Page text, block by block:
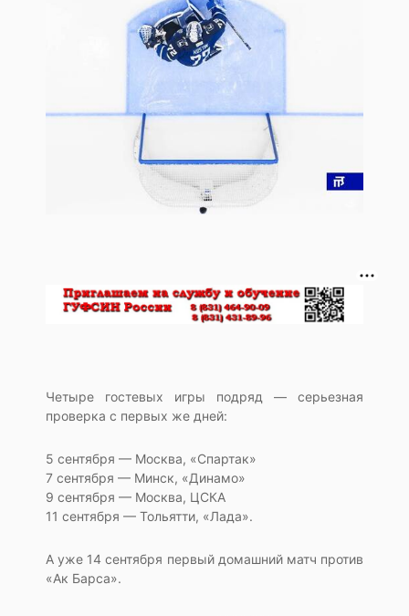
Четыре гостевых игры подряд — серьезная
проверка с первых же дней:
5 сентября — Москва, «Спартак»
7 сентября — Минск, «Динамо»
9 сентября — Москва, ЦСКА
11 сентября — Тольятти, «Лада».
А уже 14 сентября первый домашний матч против
«Ак Барса».